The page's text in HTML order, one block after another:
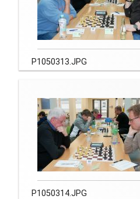
P1050313.JPG
P1050314.JPG